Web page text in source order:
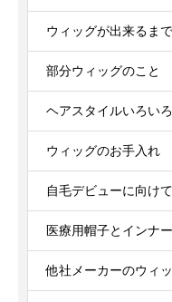
ウィッグが出来るまで
部分ウィッグのこと
ヘアスタイルいろいろ
ウィッグのお手入れ
自毛デビューに向けて
医療用帽子とインナ
他社メーカーのウィ